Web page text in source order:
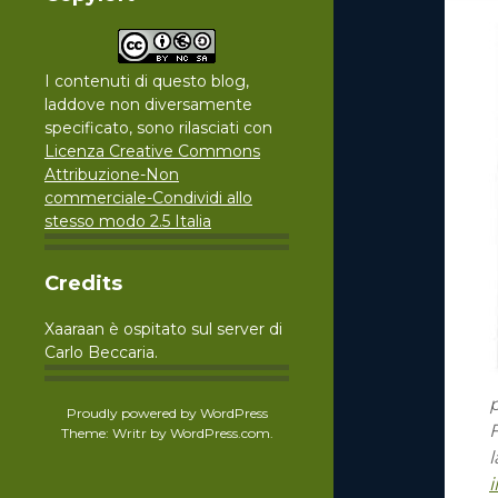
I contenuti di questo blog,
laddove non diversamente
specificato, sono rilasciati con
Licenza Creative Commons
Attribuzione-Non
commerciale-Condividi allo
stesso modo 2.5 Italia
Credits
Xaaraan è ospitato sul server di
Carlo Beccaria.
Proudly powered by WordPress
Theme: Writr by WordPress.com.